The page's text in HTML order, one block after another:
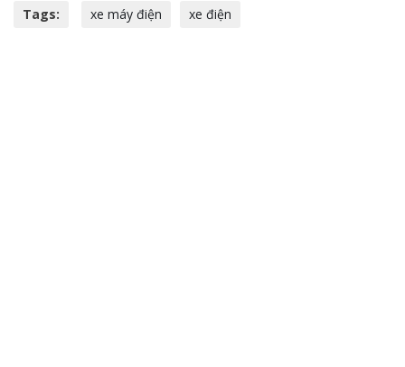
Tags: xe máy điện xe điện